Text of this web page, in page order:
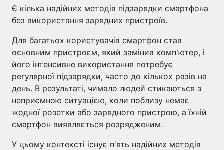
Є кілька надійних методів підзарядки смартфона
без використання зарядних пристроїв.
Для багатьох користувачів смартфон став
основним пристроєм, який замінив комп'ютер, і
його інтенсивне використання потребує
регулярної підзарядки, часто до кількох разів на
день. В результаті, чимало людей стикаються з
неприємною ситуацією, коли поблизу немає
жодної розетки або зарядного пристрою, а їхній
смартфон виявляється розрядженим.
У цьому контексті існує п'ять надійних методів